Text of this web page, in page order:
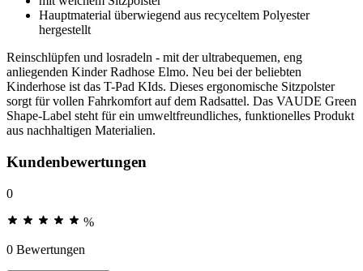
Hauptmaterial überwiegend aus recyceltem Polyester
hergestellt
Reinschlüpfen und losradeln - mit der ultrabequemen, eng
anliegenden Kinder Radhose Elmo. Neu bei der beliebten
Kinderhose ist das T-Pad KIds. Dieses ergonomische Sitzpolster
sorgt für vollen Fahrkomfort auf dem Radsattel. Das VAUDE Green
Shape-Label steht für ein umweltfreundliches, funktionelles Produkt
aus nachhaltigen Materialien.
Kundenbewertungen
0
%
0 Bewertungen